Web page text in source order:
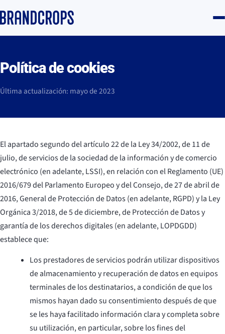
Política de cookies
Última actualización: mayo de 2023
El apartado segundo del artículo 22 de la Ley 34/2002, de 11 de
julio, de servicios de la sociedad de la información y de comercio
electrónico (en adelante, LSSI), en relación con el Reglamento (UE)
2016/679 del Parlamento Europeo y del Consejo, de 27 de abril de
2016, General de Protección de Datos (en adelante, RGPD) y la Ley
Orgánica 3/2018, de 5 de diciembre, de Protección de Datos y
garantía de los derechos digitales (en adelante, LOPDGDD)
establece que:
Los prestadores de servicios podrán utilizar dispositivos
de almacenamiento y recuperación de datos en equipos
terminales de los destinatarios, a condición de que los
mismos hayan dado su consentimiento después de que
se les haya facilitado información clara y completa sobre
su utilización, en particular, sobre los fines del